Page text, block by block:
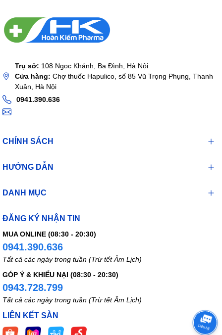
Trụ sở: 108 Ngọc Khánh, Ba Đình, Hà Nội
Cửa hàng: Chợ thuốc Hapulico, số 85 Vũ Trọng Phụng, Thanh
Xuân, Hà Nội
0941.390.636
CHÍNH SÁCH
HƯỚNG DẪN
DANH MỤC
ĐĂNG KÝ NHẬN TIN
MUA ONLINE (08:30 - 20:30)
0941.390.636
Tất cả các ngày trong tuần (Trừ tết Âm Lịch)
GÓP Ý & KHIẾU NẠI (08:30 - 20:30)
0943.728.799
Tất cả các ngày trong tuần (Trừ tết Âm Lịch)
LIÊN KẾT SÀN